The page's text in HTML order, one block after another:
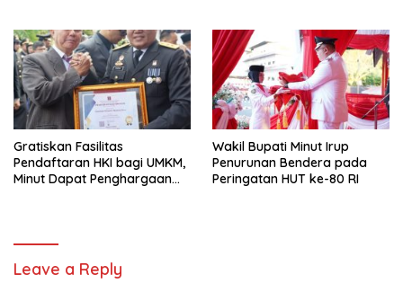
Gratiskan Fasilitas
Pendaftaran HKI bagi UMKM,
Minut Dapat Penghargaan
Wakil Bupati Minut Irup
Penurunan Bendera pada
Peringatan HUT ke-80 RI
Leave a Reply